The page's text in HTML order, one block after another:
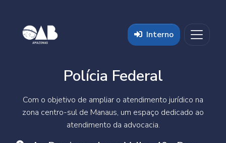
Polícia Federal
Com o objetivo de ampliar o atendimento jurídico na
zona centro-sul de Manaus, um espaço dedicado ao
atendimento da advocacia.